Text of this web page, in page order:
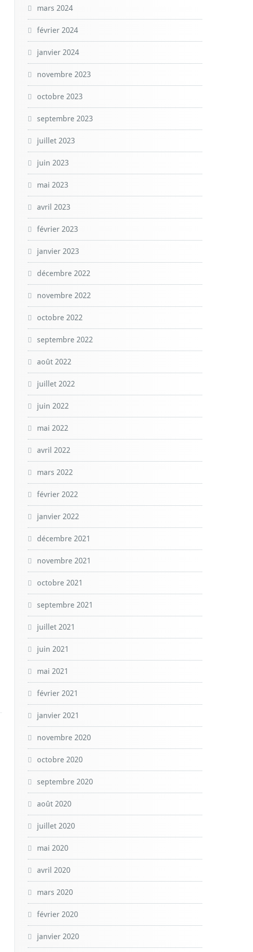
mars 2024
février 2024
janvier 2024
novembre 2023
octobre 2023
septembre 2023
juillet 2023
juin 2023
mai 2023
avril 2023
février 2023
janvier 2023
décembre 2022
novembre 2022
octobre 2022
septembre 2022
août 2022
juillet 2022
juin 2022
mai 2022
avril 2022
mars 2022
février 2022
janvier 2022
décembre 2021
novembre 2021
octobre 2021
septembre 2021
juillet 2021
juin 2021
mai 2021
février 2021
janvier 2021
novembre 2020
octobre 2020
septembre 2020
août 2020
juillet 2020
mai 2020
avril 2020
mars 2020
février 2020
janvier 2020